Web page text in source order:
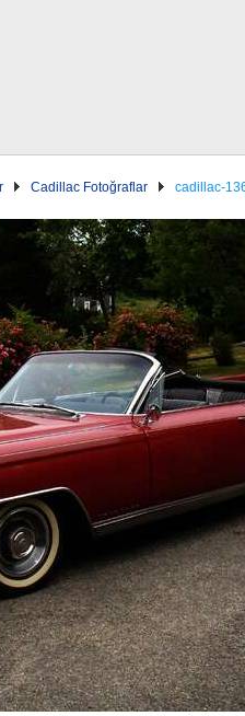
Cadillac Fotoğraflar cadillac-